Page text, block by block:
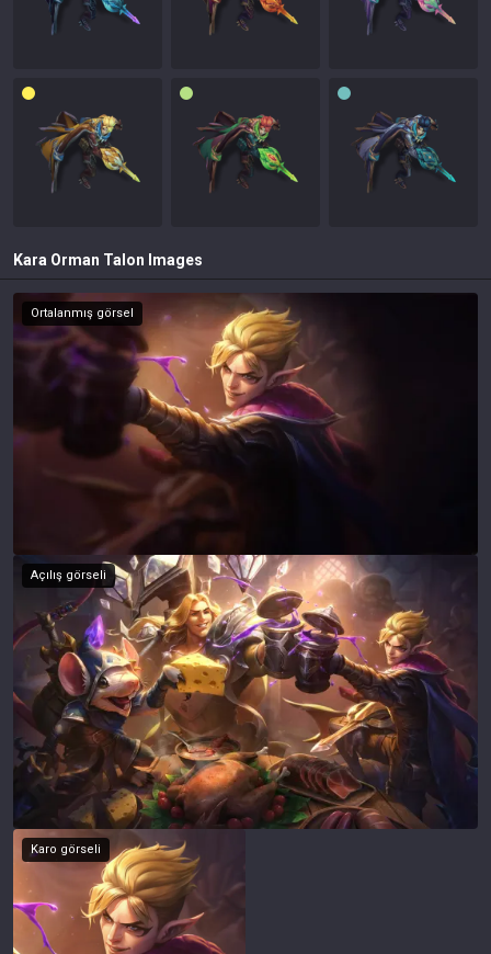
Kara Orman Talon Images
Ortalanmış görsel
Açılış görseli
Karo görseli